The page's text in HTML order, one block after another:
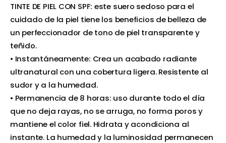
TINTE DE PIEL CON SPF: este suero sedoso para el
cuidado de la piel tiene los beneficios de belleza de
un perfeccionador de tono de piel transparente y
teñido.
• Instantáneamente: Crea un acabado radiante
ultranatural con una cobertura ligera. Resistente al
sudor y a la humedad.
• Permanencia de 8 horas: uso durante todo el día
que no deja rayas, no se arruga, no forma poros y
mantiene el color fiel. Hidrata y acondiciona al
instante. La humedad y la luminosidad permanecen